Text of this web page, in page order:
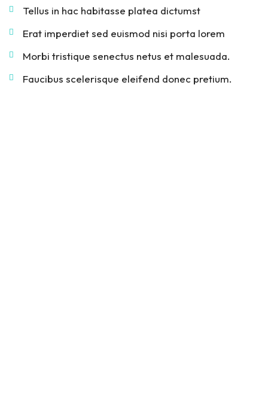
Tellus in hac habitasse platea dictumst
Erat imperdiet sed euismod nisi porta lorem
Morbi tristique senectus netus et malesuada.
Faucibus scelerisque eleifend donec pretium.